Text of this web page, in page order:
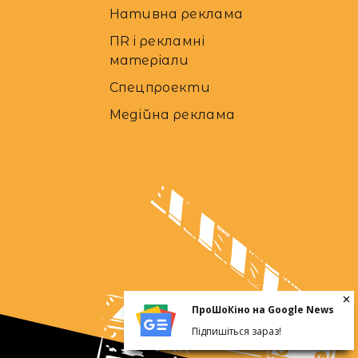
Нативна реклама
ПR і рекламні
матеріали
Спецпроекти
Медійна реклама
ПроШоКіно на Google News
Підпишіться зараз!